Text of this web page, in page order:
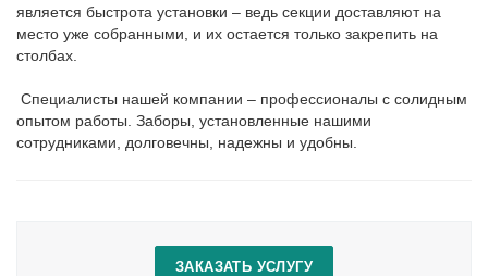
является быстрота установки – ведь секции доставляют на
место уже собранными, и их остается только закрепить на
столбах.
Специалисты нашей компании – профессионалы с солидным
опытом работы. Заборы, установленные нашими
сотрудниками, долговечны, надежны и удобны.
ЗАКАЗАТЬ УСЛУГУ